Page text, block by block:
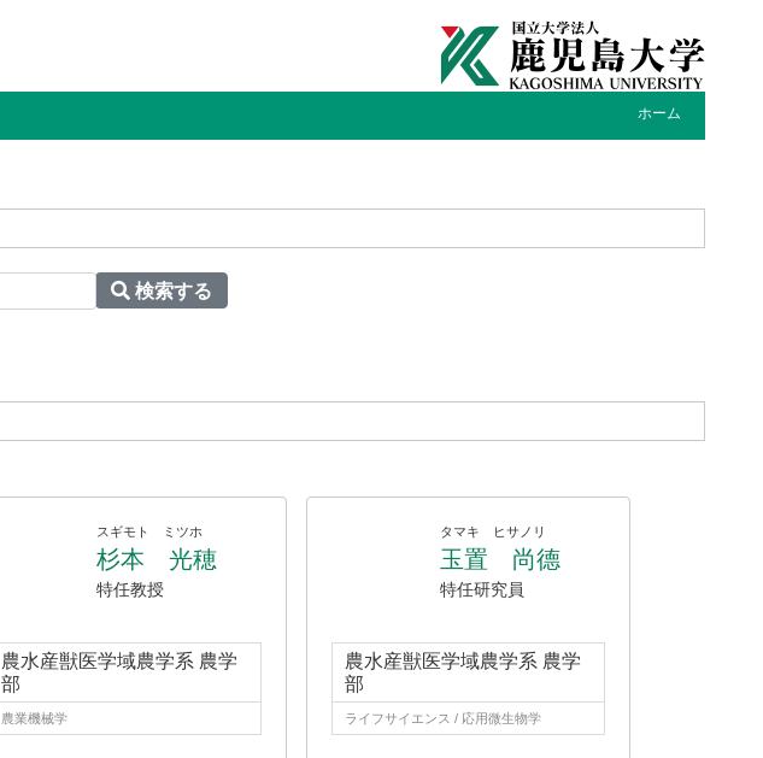
ホーム
検索する
スギモト ミツホ
杉本 光穂
特任教授
農水産獣医学域農学系 農学
部
農業機械学
タマキ ヒサノリ
玉置 尚德
特任研究員
農水産獣医学域農学系 農学
部
ライフサイエンス / 応用微生物学